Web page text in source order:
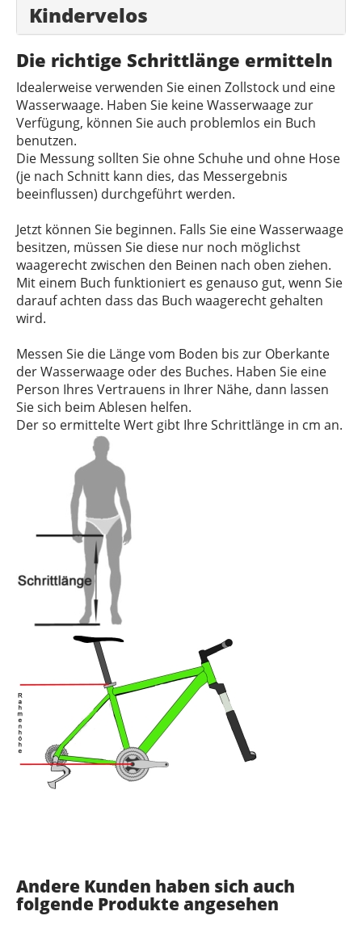
Kindervelos
Die richtige Schrittlänge ermitteln
Idealerweise verwenden Sie einen Zollstock und eine
Wasserwaage. Haben Sie keine Wasserwaage zur
Verfügung, können Sie auch problemlos ein Buch
benutzen.
Die Messung sollten Sie ohne Schuhe und ohne Hose
(je nach Schnitt kann dies, das Messergebnis
beeinflussen) durchgeführt werden.
Jetzt können Sie beginnen. Falls Sie eine Wasserwaage
besitzen, müssen Sie diese nur noch möglichst
waagerecht zwischen den Beinen nach oben ziehen.
Mit einem Buch funktioniert es genauso gut, wenn Sie
darauf achten dass das Buch waagerecht gehalten
wird.
Messen Sie die Länge vom Boden bis zur Oberkante
der Wasserwaage oder des Buches. Haben Sie eine
Person Ihres Vertrauens in Ihrer Nähe, dann lassen
Sie sich beim Ablesen helfen.
Der so ermittelte Wert gibt Ihre Schrittlänge in cm an.
Andere Kunden haben sich auch
folgende Produkte angesehen